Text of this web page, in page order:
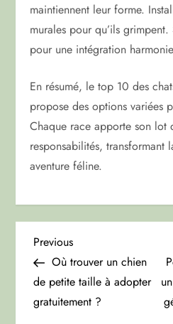
maintiennent leur forme.
murales pour qu’ils grimpent.
pour une intégration
En résumé, le top 10 des
propose des options variées
Chaque race apporte son lot
responsabilités, transformant
aventure féline.
N
a
v
Previous
Post
Previous
Où trouver un chien
de petite taille à adopter
gratuitement ?